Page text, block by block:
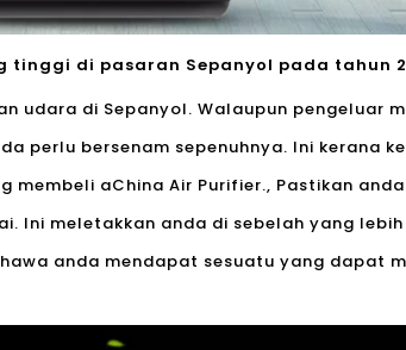
di pasaran Sepanyol pada tahun
udara di Sepanyol. Walaupun pengeluar
perlu bersenam sepenuhnya. Ini kerana
membeli aChina Air Purifier., Pastikan
Ini meletakkan anda di sebelah yang
anda mendapat sesuatu yang dapat